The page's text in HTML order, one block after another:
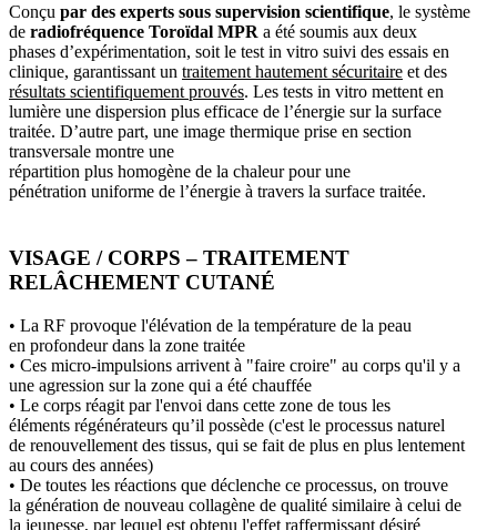
Conçu par des experts sous supervision scientifique, le système
de radiofréquence Toroïdal MPR a été soumis aux deux
phases d’expérimentation, soit le test in vitro suivi des essais en
clinique, garantissant un traitement hautement sécuritaire et des
résultats scientifiquement prouvés. Les tests in vitro mettent en
lumière une dispersion plus efficace de l’énergie sur la surface
traitée. D’autre part, une image thermique prise en section
transversale montre une
répartition plus homogène de la chaleur pour une
pénétration uniforme de l’énergie à travers la surface traitée.
VISAGE / CORPS – TRAITEMENT
RELÂCHEMENT CUTANÉ
• La RF provoque l'élévation de la température de la peau
en profondeur dans la zone traitée
• Ces micro-impulsions arrivent à "faire croire" au corps qu'il y a
une agression sur la zone qui a été chauffée
• Le corps réagit par l'envoi dans cette zone de tous les
éléments régénérateurs qu’il possède (c'est le processus naturel
de renouvellement des tissus, qui se fait de plus en plus lentement
au cours des années)
• De toutes les réactions que déclenche ce processus, on trouve
la génération de nouveau collagène de qualité similaire à celui de
la jeunesse, par lequel est obtenu l'effet raffermissant désiré